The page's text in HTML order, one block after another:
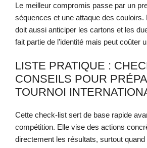
Le meilleur compromis passe par un
séquences et une attaque des couloirs.
doit aussi anticiper les cartons et les
fait partie de l’identité mais peut coûter
LISTE PRATIQUE :
CONSEILS POUR
TOURNOI
Cette check-list sert de base rapide
compétition. Elle vise des actions
directement les résultats, surtout quand